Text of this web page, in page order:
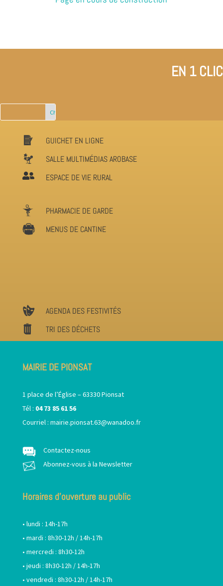
EN 1 CLIC
GUICHET EN LIGNE
SALLE MULTIMÉDIAS AROBASE
 ESPACE DE VIE RURAL
PHARMACIE DE GARDE
MENUS DE CANTINE
AGENDA DES FESTIVITÉS
TRI DES DÉCHETS
MAIRIE DE PIONSAT
1 place de l’Église – 63330 Pionsat
Tél : 04 73 85 61 56
Courriel : mairie.pionsat.63@wanadoo.fr
Contactez-nous
Abonnez-vous à la Newsletter
Horaires d’ouverture au public
• lundi : 14h-17h
• mardi : 8h30-12h / 14h-17h
• mercredi : 8h30-12h
• jeudi : 8h30-12h / 14h-17h
• vendredi : 8h30-12h / 14h-17h